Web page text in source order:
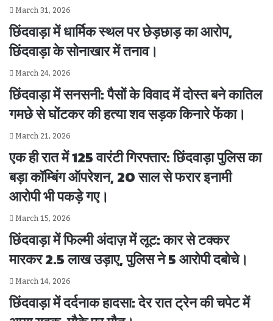
March 31, 2026
छिंदवाड़ा में धार्मिक स्थल पर छेड़छाड़ का आरोप,
छिंदवाड़ा के सोनाखार में तनाव।
March 24, 2026
छिंदवाड़ा में सनसनी: पैसों के विवाद में दोस्त बने कातिल
गमछे से घोंटकर की हत्या शव सड़क किनारे फेंका।
March 21, 2026
एक ही रात में 125 वारंटी गिरफ्तार: छिंदवाड़ा पुलिस का
बड़ा कॉम्बिंग ऑपरेशन, 20 साल से फरार इनामी
आरोपी भी पकड़े गए।
March 15, 2026
छिंदवाड़ा में फिल्मी अंदाज़ में लूट: कार से टक्कर
मारकर 2.5 लाख उड़ाए, पुलिस ने 5 आरोपी दबोचे।
March 14, 2026
छिंदवाड़ा में दर्दनाक हादसा: देर रात ट्रेन की चपेट में